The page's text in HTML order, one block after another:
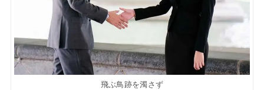
飛ぶ鳥跡を濁さず